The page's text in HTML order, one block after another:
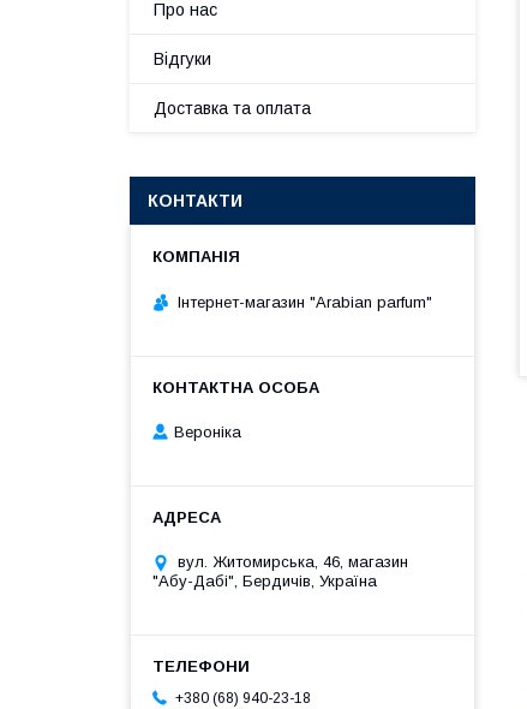
Про нас
Відгуки
Доставка та оплата
КОНТАКТИ
Інтернет-магазин "Arabian parfum"
Вероніка
вул. Житомирська, 46, магазин
"Абу-Дабі", Бердичів, Україна
+380 (68) 940-23-18